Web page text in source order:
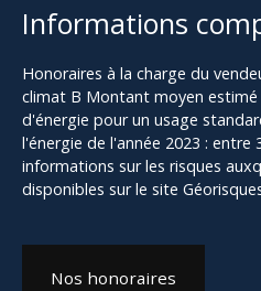
Informations
Honoraires à la charge du
climat B Montant moyen estimé
d'énergie pour un usage
l'énergie de l'année 2023 : entre
informations sur les risques
disponibles sur le site
Nos honoraires